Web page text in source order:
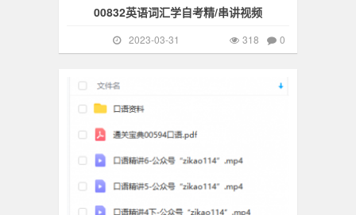
00832英语词汇学自考精/串讲视频
2023-03-31 0
318
自考网课 251